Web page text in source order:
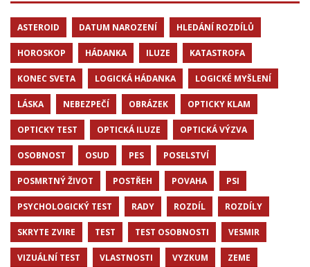
ASTEROID DATUM NAROZENÍ HLEDÁNÍ ROZDÍLŮ
HOROSKOP HÁDANKA ILUZE KATASTROFA
KONEC SVETA LOGICKÁ HÁDANKA LOGICKÉ MYŠLENÍ
LÁSKA NEBEZPEČÍ OBRÁZEK OPTICKY KLAM
OPTICKY TEST OPTICKÁ ILUZE OPTICKÁ VÝZVA
OSOBNOST OSUD PES POSELSTVÍ
POSMRTNÝ ŽIVOT POSTŘEH POVAHA PSI
PSYCHOLOGICKÝ TEST RADY ROZDÍL ROZDÍLY
SKRYTE ZVIRE TEST TEST OSOBNOSTI VESMIR
VIZUÁLNÍ TEST VLASTNOSTI VYZKUM ZEME